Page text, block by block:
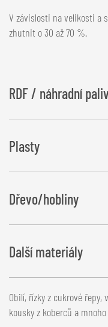
V závislosti na velikosti a
zhutnit o 30 až 70 %.
RDF / náhradní
Stále palčivějším
materiály se dále
Plasty
Fólie a pevné zbytky z
Dřevo/hobliny
Piliny, hobliny, štěpka,
Další materiály
Obilí, řízky z cukrové
kousky z koberců a